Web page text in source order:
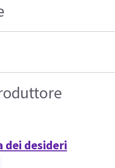
dei desideri